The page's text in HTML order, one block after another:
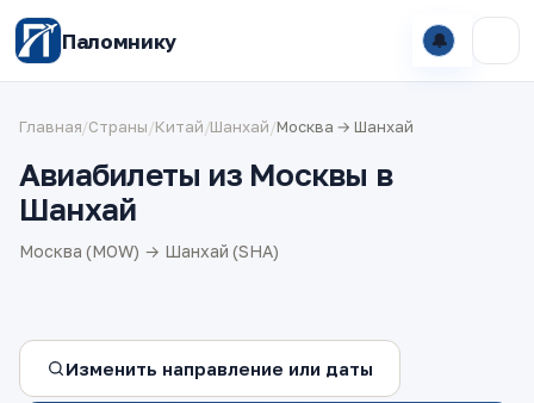
Паломнику 🔔
Главная/Страны/Китай/Шанхай/Москва → Шанхай
Авиабилеты из Москвы в
Шанхай
Москва (MOW) → Шанхай (SHA)
Изменить направление или даты